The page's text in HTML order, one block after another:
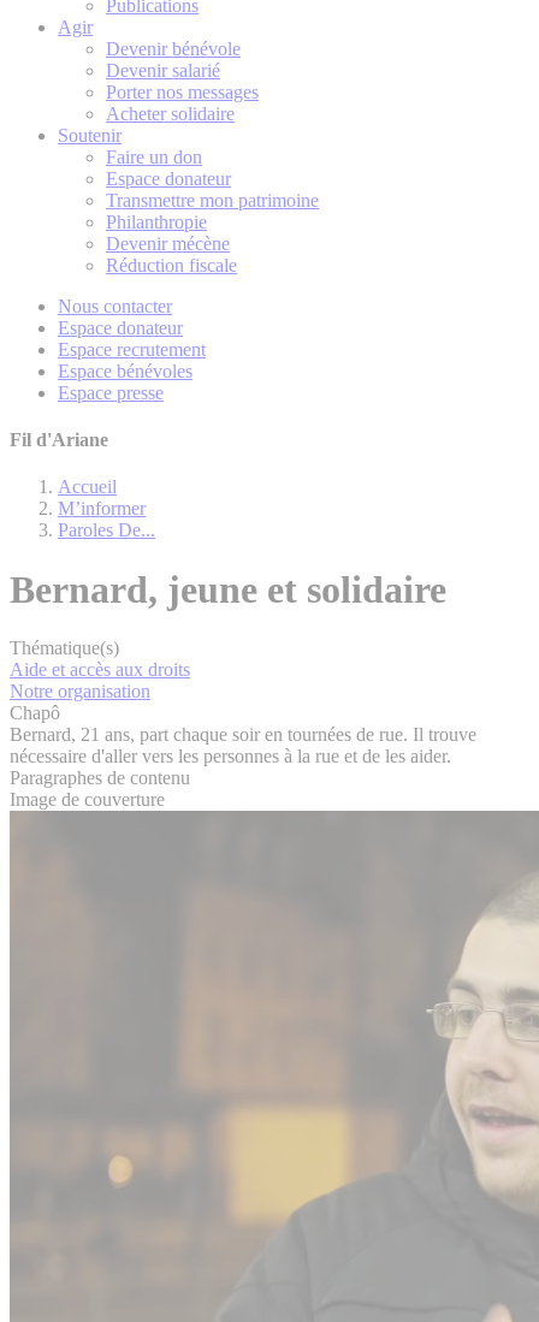
Publications
Agir
Devenir bénévole
Devenir salarié
Porter nos messages
Acheter solidaire
Soutenir
Faire un don
Espace donateur
Transmettre mon patrimoine
Philanthropie
Devenir mécène
Réduction fiscale
Nous contacter
Espace donateur
Espace recrutement
Espace bénévoles
Espace presse
Fil d'Ariane
Accueil
M’informer
Paroles De...
Bernard, jeune et solidaire
Thématique(s)
Aide et accès aux droits
Notre organisation
Chapô
Bernard, 21 ans, part chaque soir en tournées de rue. Il trouve
nécessaire d'aller vers les personnes à la rue et de les aider.
Paragraphes de contenu
Image de couverture